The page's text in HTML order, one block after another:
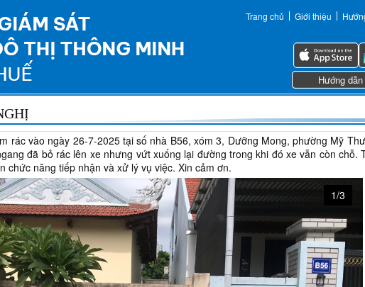
Trang chủ Giới thiệu
Hướng
rác vào ngày 26-7-2025 tại số nhà B56, xóm 3, Dưỡng Mong, phường Mỹ
đã bỏ rác lên xe nhưng vứt xuống lại đường trong khi đó xe vẫn còn chỗ.
chức năng tiếp nhận và xử lý vụ việc. Xin cảm ơn.
1/3